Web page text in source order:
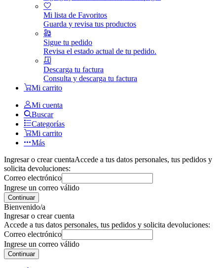
Mi lista de Favoritos
Guarda y revisa tus productos
Sigue tu pedido
Revisa el estado actual de tu pedido.
Descarga tu factura
Consulta y descarga tu factura
Mi carrito
Mi cuenta
Buscar
Categorías
Mi carrito
Más
Ingresar o crear cuentaAccede a tus datos personales, tus pedidos y
solicita devoluciones:
Correo electrónico
Ingrese un correo válido
Continuar
Bienvenido/a
Ingresar o crear cuenta
Accede a tus datos personales, tus pedidos y solicita devoluciones:
Correo electrónico
Ingrese un correo válido
Continuar